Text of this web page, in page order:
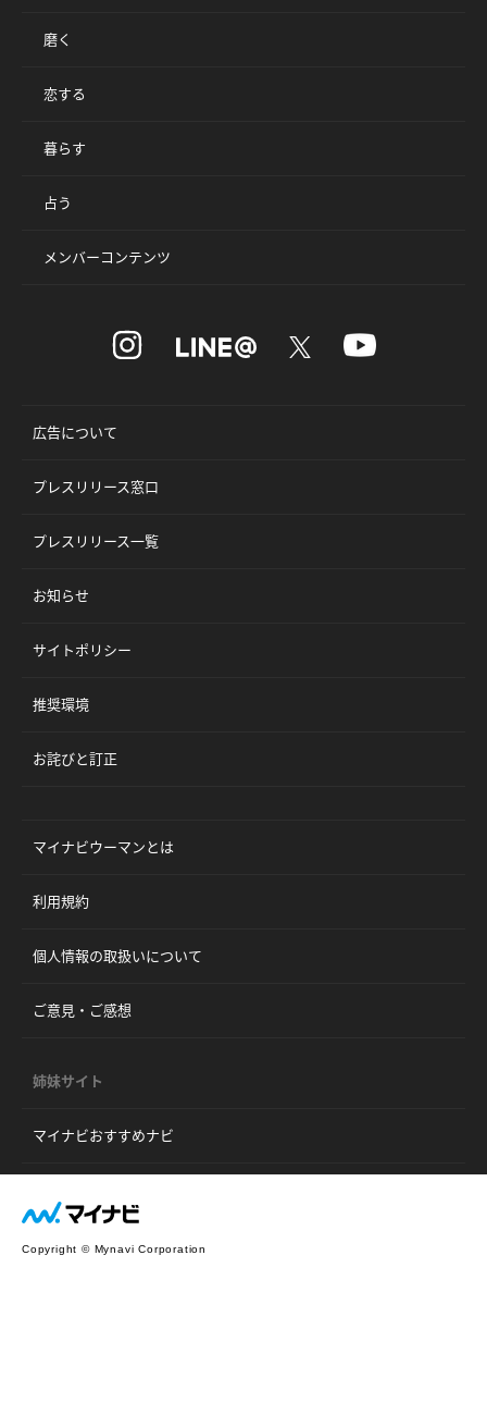
磨く
恋する
暮らす
占う
メンバーコンテンツ
広告について
プレスリリース窓口
プレスリリース一覧
お知らせ
サイトポリシー
推奨環境
お詫びと訂正
マイナビウーマンとは
利用規約
個人情報の取扱いについて
ご意見・ご感想
姉妹サイト
マイナビおすすめナビ
Copyright © Mynavi Corporation